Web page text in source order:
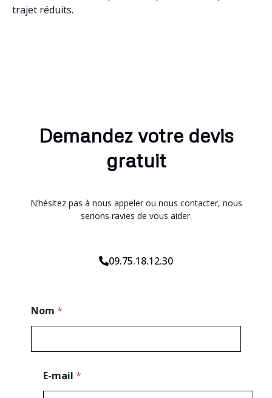
trajet réduits.
Demandez votre devis
gratuit
N’hésitez pas à nous appeler ou nous contacter, nous
serions ravies de vous aider.
09.75.18.12.30
-
m
Nom *
E-mail *